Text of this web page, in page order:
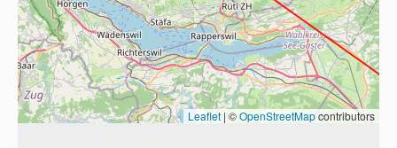
Leaflet | ©OpenStreetMapcontributors